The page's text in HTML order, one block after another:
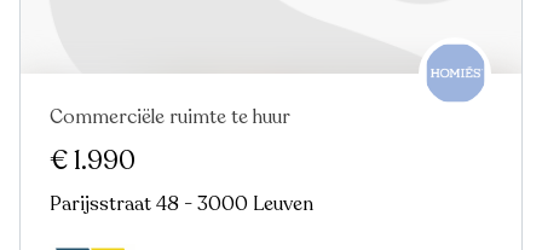
Commerciële ruimte te huur
€ 1.990
Parijsstraat 48 - 3000 Leuven